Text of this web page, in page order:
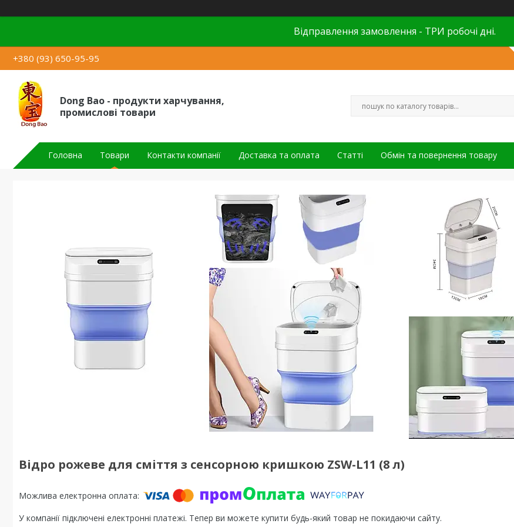
Відправлення замовлення - ТРИ робочі дні.
+380 (93) 650-95-95
Dong Bao - продукти харчування,
промислові товари
Головна Товари Контакти компанії Доставка та оплата Статті Обмін та повернення товару
Відро рожеве для сміття з сенсорною кришкою ZSW-L11 (8 л)
У компанії підключені електронні платежі. Тепер ви можете купити будь-який товар не покидаючи сайту.